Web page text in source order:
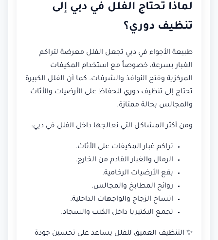
لماذا تحتاج الفلل في دبي إلى
تنظيف دوري؟
طبيعة الأجواء في دبي تجعل الفلل معرضة لتراكم
الغبار بسرعة، خصوصاً مع استخدام المكيفات
المركزية وفتح النوافذ والشرفات. كما أن الفلل الكبيرة
تحتاج إلى تنظيف دوري للحفاظ على الأرضيات والأثاث
والمجالس بحالة ممتازة.
ومن أكثر المشاكل التي نعالجها داخل الفلل في دبي:
تراكم غبار المكيفات على الأثاث.
الرمال والغبار القادم من الخارج.
بقع الأرضيات الرخامية.
روائح المطابخ والمجالس.
اتساخ الزجاج والواجهات الداخلية.
تجمع البكتيريا داخل الكنب والسجاد.
✨ التنظيف العميق للفلل يساعد على تحسين جودة